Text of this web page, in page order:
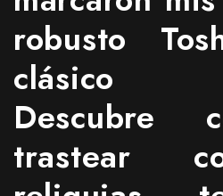
robusto
clásico
Descubre
trastear